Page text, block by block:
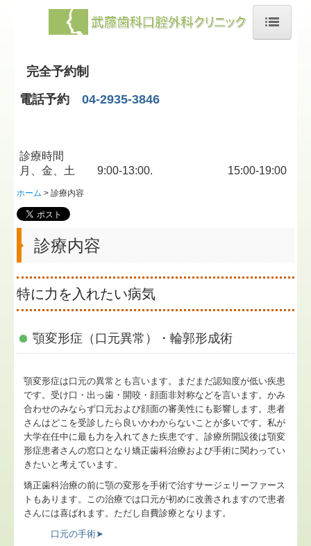
口元と輪郭
下顎枝矢状分割術
Le Fort１型骨切り術
ガミースマイル
顎関節症
インプラント
いびき・無呼吸
親知らず
口腔その他
全身麻酔手術
完全予約制
電話予約04-2935-3846
診療時間
月、金、土 9:00-13:00. 15:00-19:00
ホーム 診療内容
診療内容
特に力を入れたい病気
顎変形症（口元異常）・輪郭形成術
顎変形症は口元の異常とも言います。まだまだ認知度が低い疾患
です。受け口・出っ歯・開咬・顔面非対称などを言います。かみ
合わせのみならず口元および顔面の審美性にも影響します。患者
さんはどこを受診したら良いかわからないことが多いです。私が
大学在任中に最も力を入れてきた疾患です。診療所開設後は顎変
形症患者さんの窓口となり矯正歯科治療および手術に関わってい
きたいと考えています。
矯正歯科治療の前に顎の変形を手術で治すサージェリーファース
トもあります。この治療では口元が初めに改善されますので患者
さんには喜ばれます。ただし自費診療となります。
口元の手術➤